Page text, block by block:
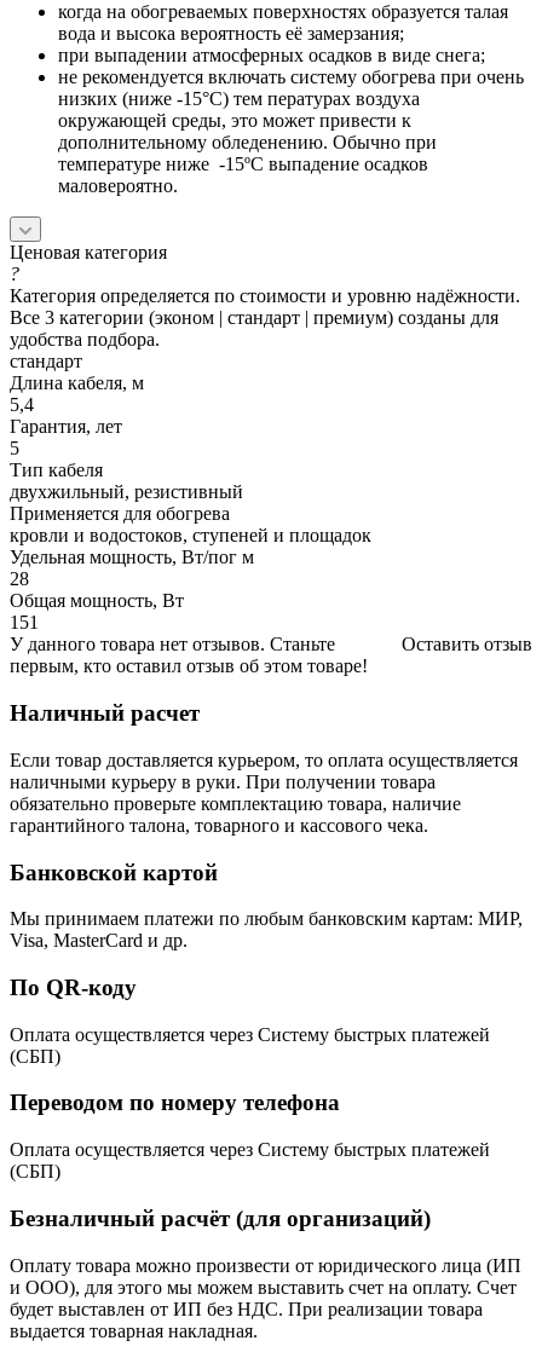
когда на обогреваемых поверхностях образуется талая
вода и высока вероятность её замерзания;
при выпадении атмосферных осадков в виде снега;
не рекомендуется включать систему обогрева при очень
низких (ниже -15°С) тем пературах воздуха
окружающей среды, это может привести к
дополнительному обледенению. Обычно при
температуре ниже -15ºС выпадение осадков
маловероятно.
Ценовая категория
?
Категория определяется по стоимости и уровню надёжности.
Все 3 категории (эконом | стандарт | премиум) созданы для
удобства подбора.
стандарт
Длина кабеля, м
5,4
Гарантия, лет
5
Тип кабеля
двухжильный, резистивный
Применяется для обогрева
кровли и водостоков, ступеней и площадок
Удельная мощность, Вт/пог м
28
Общая мощность, Вт
151
Оставить отзыв
У данного товара нет отзывов. Станьте
первым, кто оставил отзыв об этом товаре!
Наличный расчет
Если товар доставляется курьером, то оплата осуществляется
наличными курьеру в руки. При получении товара
обязательно проверьте комплектацию товара, наличие
гарантийного талона, товарного и кассового чека.
Банковской картой
Мы принимаем платежи по любым банковским картам: МИР,
Visa, MasterCard и др.
По QR-коду
Оплата осуществляется через Систему быстрых платежей
(СБП)
Переводом по номеру телефона
Оплата осуществляется через Систему быстрых платежей
(СБП)
Безналичный расчёт (для организаций)
Оплату товара можно произвести от юридического лица (ИП
и ООО), для этого мы можем выставить счет на оплату. Счет
будет выставлен от ИП без НДС. При реализации товара
выдается товарная накладная.